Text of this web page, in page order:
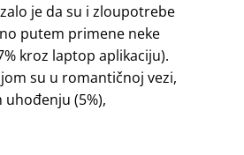
je da su i zloupotrebe
putem primene neke
kroz laptop aplikaciju).
su u romantičnoj vezi,
(5%),